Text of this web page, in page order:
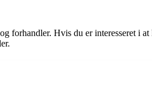
forhandler. Hvis du er interesseret i